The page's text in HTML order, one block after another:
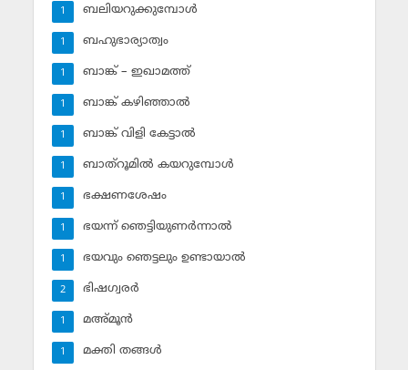
ബലിയറുക്കുമ്പോള്‍
1
ബഹുഭാര്യാത്വം
1
ബാങ്ക് – ഇഖാമത്ത്
1
ബാങ്ക് കഴിഞ്ഞാല്‍
1
ബാങ്ക് വിളി കേട്ടാല്‍
1
ബാത്‌റൂമില്‍ കയറുമ്പോള്‍
1
ഭക്ഷണശേഷം
1
ഭയന്ന് ഞെട്ടിയുണര്‍ന്നാല്‍
1
ഭയവും ഞെട്ടലും ഉണ്ടായാല്‍
1
ഭിഷഗ്വരര്‍
2
മഅ്മൂന്‍
1
മക്തി തങ്ങള്‍
1